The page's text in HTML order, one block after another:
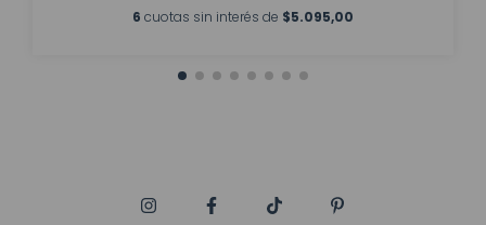
6 cuotas sin interés de $5.095,00